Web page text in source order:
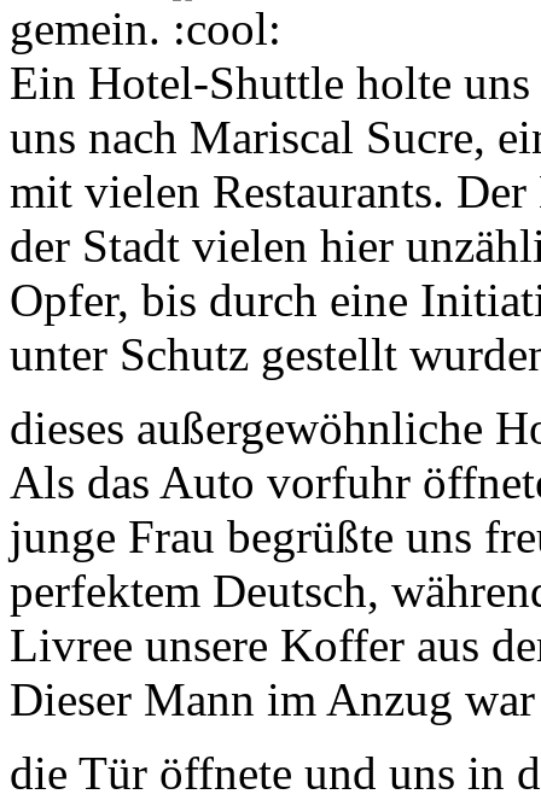
gemein.
Ein Hotel-Shuttle holte
uns nach Mariscal Sucre,
mit vielen Restaurants.
der Stadt vielen hier
Opfer, bis durch eine
unter Schutz gestellt
dieses außergewöhnliche
Als das Auto vorfuhr
junge Frau begrüßte uns
perfektem Deutsch,
Livree unsere Koffer aus
Dieser Mann im Anzug
die Tür öffnete und uns in